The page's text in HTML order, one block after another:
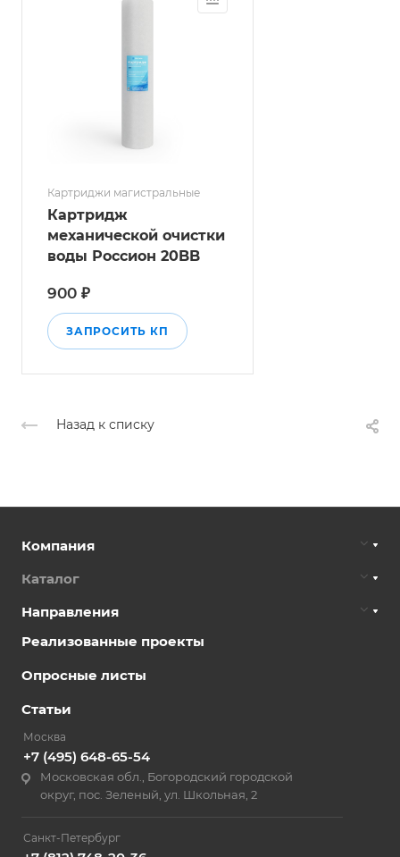
Картриджи магистральные
Картридж
механической очистки
воды Россион 20BB
900 ₽
ЗАПРОСИТЬ КП
Назад к списку
Компания
Каталог
Направления
Реализованные проекты
Опросные листы
Статьи
Москва
+7 (495) 648-65-54
Московская обл., Богородский городской
округ, пос. Зеленый, ул. Школьная, 2
Санкт-Петербург